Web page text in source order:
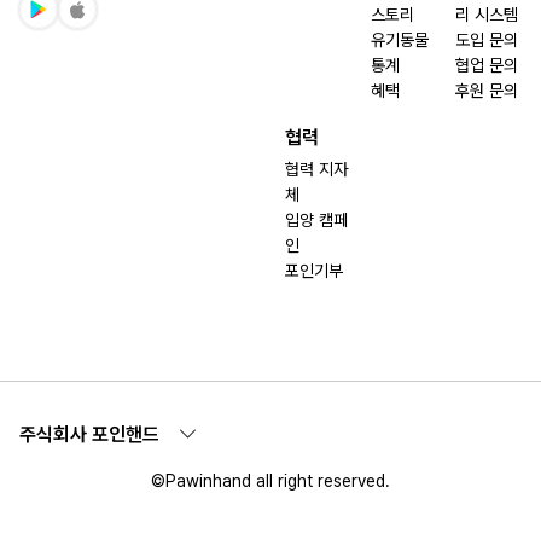
스토리
유기동물
통계
혜택
리 시스템
도입 문의
협업 문의
후원 문의
협력
협력 지자
체
입양 캠페
인
포인기부
주식회사 포인핸드
©Pawinhand all right reserved.